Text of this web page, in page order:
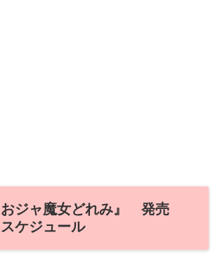
おジャ魔女どれみ』 発売
ケジュール